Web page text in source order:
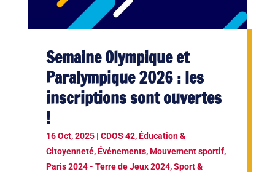
Semaine Olympique et
Paralympique 2026 : les
inscriptions sont ouvertes
!
16 Oct, 2025| CDOS 42,Éducation &
Citoyenneté,Événements,Mouvement sportif,
Paris 2024 - Terre de Jeux 2024,Sport &